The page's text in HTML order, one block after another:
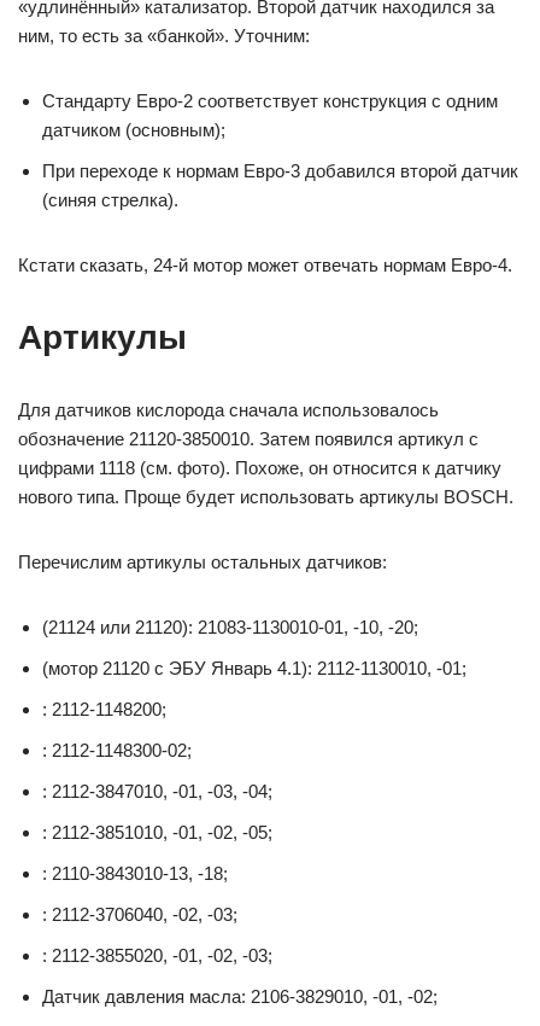
«удлинённый» катализатор. Второй датчик находился за
ним, то есть за «банкой». Уточним:
Стандарту Евро-2 соответствует конструкция с одним
датчиком (основным);
При переходе к нормам Евро-3 добавился второй датчик
(синяя стрелка).
Кстати сказать, 24-й мотор может отвечать нормам Евро-4.
Артикулы
Для датчиков кислорода сначала использовалось
обозначение 21120-3850010. Затем появился артикул с
цифрами 1118 (см. фото). Похоже, он относится к датчику
нового типа. Проще будет использовать артикулы BOSCH.
Перечислим артикулы остальных датчиков:
(21124 или 21120): 21083-1130010-01, -10, -20;
(мотор 21120 c ЭБУ Январь 4.1): 2112-1130010, -01;
: 2112-1148200;
: 2112-1148300-02;
: 2112-3847010, -01, -03, -04;
: 2112-3851010, -01, -02, -05;
: 2110-3843010-13, -18;
: 2112-3706040, -02, -03;
: 2112-3855020, -01, -02, -03;
Датчик давления масла: 2106-3829010, -01, -02;